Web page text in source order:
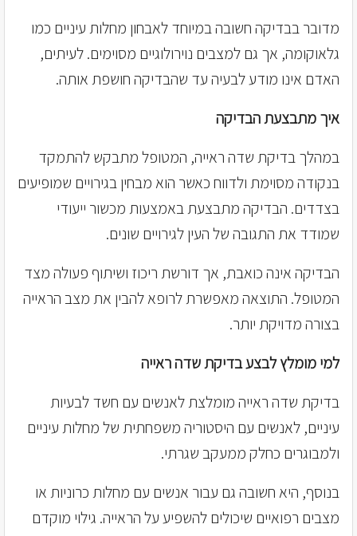
מדובר בבדיקה חשובה במיוחד לאבחון מחלות עיניים כמו
גלאוקומה, אך גם למצבים נוירולוגיים מסוימים. לעיתים,
האדם אינו מודע לבעיה עד שהבדיקה חושפת אותה.
איך מתבצעת הבדיקה
במהלך בדיקת שדה ראייה, המטופל מתבקש להתמקד
בנקודה מסוימת ולדווח כאשר הוא מבחין בגירויים שמופיעים
בצדדים. הבדיקה מתבצעת באמצעות מכשור ייעודי
שמודד את התגובה של העין לגירויים שונים.
הבדיקה אינה כואבת, אך דורשת ריכוז ושיתוף פעולה מצד
המטופל. התוצאה מאפשרת לרופא להבין את מצב הראייה
בצורה מדויקת יותר.
למי מומלץ לבצע בדיקת שדה ראייה
בדיקת שדה ראייה מומלצת לאנשים עם חשד לבעיות
עיניים, לאנשים עם היסטוריה משפחתית של מחלות עיניים
ולמבוגרים כחלק ממעקב שגרתי.
בנוסף, היא חשובה גם עבור אנשים עם מחלות כרוניות או
מצבים רפואיים שיכולים להשפיע על הראייה. גילוי מוקדם